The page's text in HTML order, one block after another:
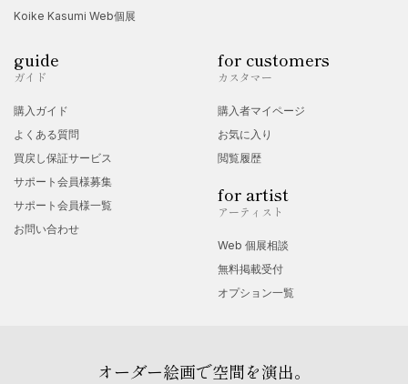
展・オークション」夏季, 冬季 (GALLERY APA. 2F/愛知）
Bovlingbjergデンマーク) ・「4月個展」 (IB-Cube Gallery 一
宮/愛知, Bovlingbjergデンマーク) 2006年 ・「藤原史江 個展」
(日本料理店 のりのり/愛知) 2010年 ・「現代美術オークショ
ン」(GALLERY APA1F/愛知） 2011年 ・「アート福袋展」
(GALLERY APA.Fine room/愛知） ・「東日本大震災チャリテ
ィーショー」(GALLERY APA 1F/愛知） ・「VARIA
NAGOYA Art Fair 2011 」(松坂屋南館8階ホール/愛知） ・
「現代美術オークション」(GALLERY APA .Fine room/愛知）
2014年 ・「Win＆Win」(弐込味亭/愛知） 2017年 ・「亀山トリ
Koike Kasumi Web個展
guide
ガイド
購入ガイド
よくある質問
買戻し保証サービス
サポート会員様募集
サポート会員様一覧
お問い合わせ
for customers
カスタマー
購入者マイページ
お気に入り
閲覧履歴
for artist
アーティスト
Web 個展相談
無料掲載受付
オプション一覧
オーダー絵画で空間を演出。